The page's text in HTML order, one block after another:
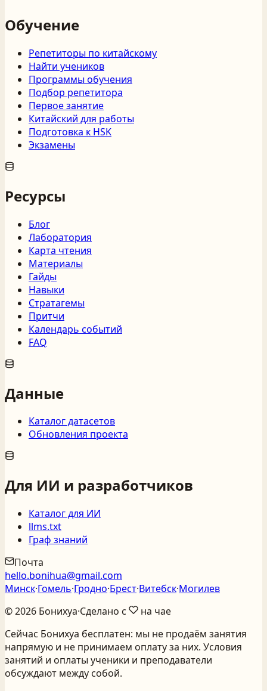
Обучение
Репетиторы по китайскому
Найти учеников
Программы обучения
Подбор репетитора
Первое занятие
Китайский для работы
Подготовка к HSK
Экзамены
Ресурсы
Блог
Лаборатория
Карта чтения
Материалы
Гайды
Навыки
Стратагемы
Притчи
Календарь событий
FAQ
Данные
Каталог датасетов
Обновления проекта
Для ИИ и разработчиков
Каталог для ИИ
llms.txt
Граф знаний
Почта
hello.bonihua@gmail.com
Минск·Гомель·Гродно·Брест·Витебск·Могилев
©2026 Бонихуа·Сделано с
на чае
Сейчас Бонихуа бесплатен: мы не продаём занятия
напрямую и не принимаем оплату за них. Условия
занятий и оплаты ученики и преподаватели
обсуждают между собой.